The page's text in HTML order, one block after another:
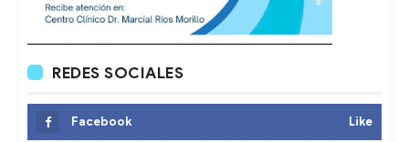
REDES SOCIALES
Facebook Like